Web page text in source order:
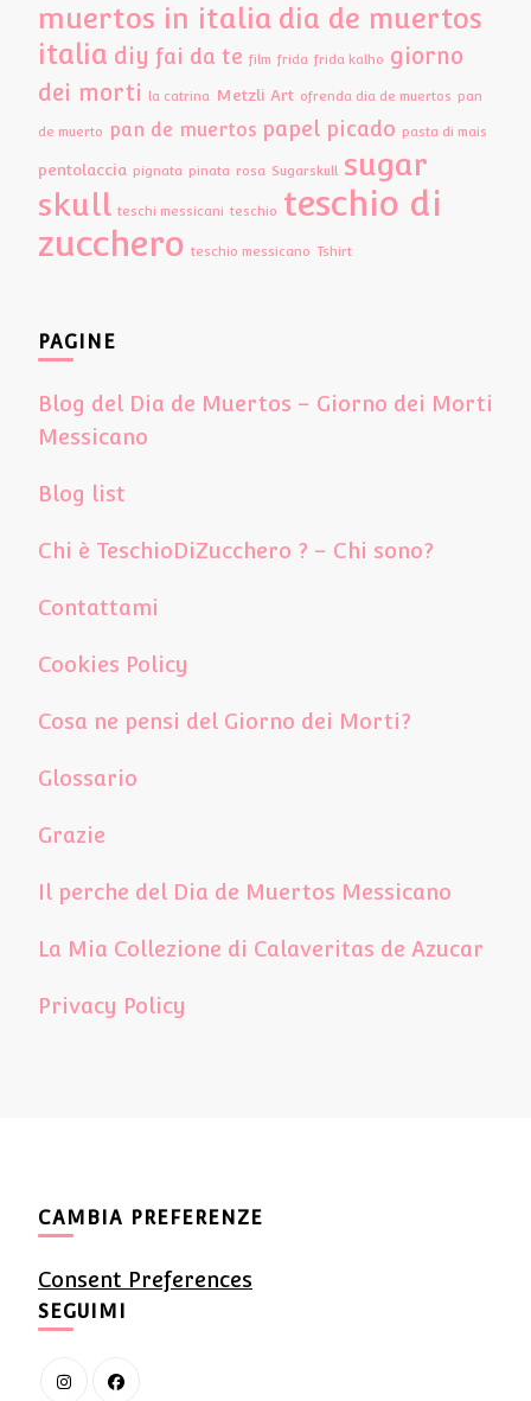
muertos in italia dia de muertos
italia diy fai da te film frida frida kalho giorno
dei morti
la catrina Metzli Art ofrenda dia de muertos pan
de muerto pan de muertos papel picado pasta di mais
pentolaccia pignata pinata rosa Sugarskull sugar
skull teschi messicani teschio teschio di
zucchero teschio messicano Tshirt
PAGINE
Blog del Dia de Muertos – Giorno dei Morti
Messicano
Blog list
Chi è TeschioDiZucchero ? – Chi sono?
Contattami
Cookies Policy
Cosa ne pensi del Giorno dei Morti?
Glossario
Grazie
Il perche del Dia de Muertos Messicano
La Mia Collezione di Calaveritas de Azucar
Privacy Policy
CAMBIA PREFERENZE
Consent Preferences
SEGUIMI